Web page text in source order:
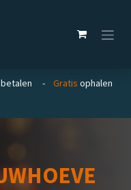
betalen - Gratis ophalen